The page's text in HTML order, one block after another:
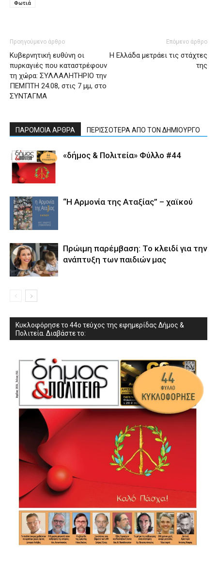
Φωτιά
Προηγούμενο άρθρο
Κυβερνητική ευθύνη οι
πυρκαγιές που καταστρέφουν
τη χώρα: ΣΥΛΛΑΛΗΤΗΡΙΟ την
ΠΕΜΠΤΗ 24.08, στις 7 μμ, στο
ΣΥΝΤΑΓΜΑ
Επόμενο άρθρο
Η Ελλάδα μετράει τις στάχτες
της
ΠΑΡΟΜΟΙΑ ΑΡΘΡΑ ΠΕΡΙΣΣΟΤΕΡΑ ΑΠΟ ΤΟΝ ΔΗΜΙΟΥΡΓΟ
«δήμος & Πολιτεία» Φύλλο #44
“Η Αρμονία της Αταξίας” – χαϊκού
Πρώιμη παρέμβαση: Το κλειδί για την
ανάπτυξη των παιδιών µας
Κυκλοφόρησε το 44ο τεύχος της εφημερίδας Δήμος &
Πολιτεία. Διαβάστε το: